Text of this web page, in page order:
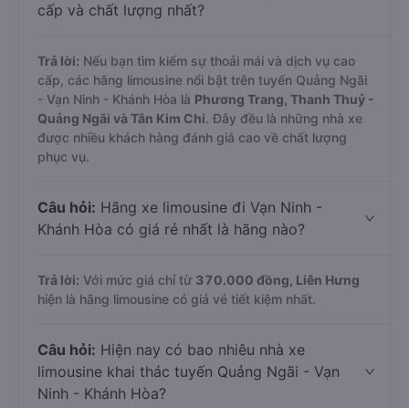
cấp và chất lượng nhất?
Trả lời: Nếu bạn tìm kiếm sự thoải mái và dịch vụ cao
cấp, các hãng limousine nổi bật trên tuyến Quảng Ngãi
- Vạn Ninh - Khánh Hòa là Phương Trang, Thanh Thuỷ -
Quảng Ngãi và Tân Kim Chi. Đây đều là những nhà xe
được nhiều khách hàng đánh giá cao về chất lượng
phục vụ.
Câu hỏi: Hãng xe limousine đi Vạn Ninh -
Khánh Hòa có giá rẻ nhất là hãng nào?
Trả lời: Với mức giá chỉ từ 370.000 đồng, Liên Hưng
hiện là hãng limousine có giá vé tiết kiệm nhất.
Câu hỏi: Hiện nay có bao nhiêu nhà xe
limousine khai thác tuyến Quảng Ngãi - Vạn
Ninh - Khánh Hòa?